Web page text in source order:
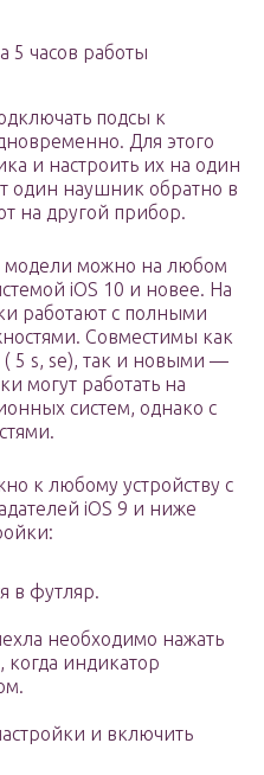
5 часов работы
подсы к
Для этого
и настроить их на один
один наушник обратно в
на другой прибор.
модели можно на любом
iOS 10 и новее. На
работают с полными
Совместимы как
5 s, se), так и новыми —
могут работать на
систем, однако с
к любому устройству с
iOS 9 и ниже
в футляр.
необходимо нажать
когда индикатор
и включить